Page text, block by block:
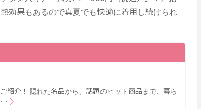
効果もあるので真夏でも快適に着用し続けられ
紹介！ 隠れた名品から、話題のヒット商品まで、暮ら
…